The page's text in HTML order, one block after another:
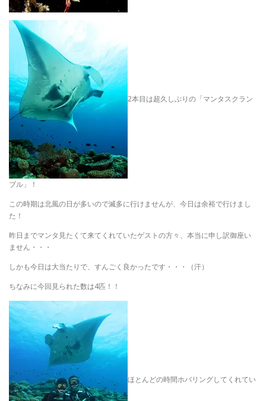
2本目は超久しぶりの「マンタスクラン
ブル」！
この時期は北風の日が多いので滅多に行けませんが、今日は余裕で行けまし
た！
昨日までマンタ見たくて来てくれていたゲストの方々、本当に申し訳御座い
ません・・・
しかも今日は大当たりで、すんごく良かったです・・・（汗）
ちなみに今回見られた数は4匹！！
ほとんどの時間ホバリングしてくれてい